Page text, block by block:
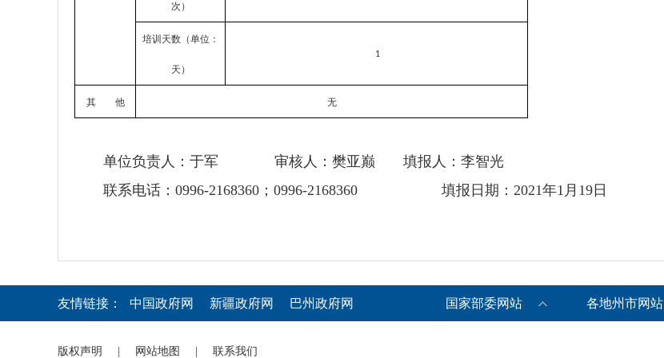
次）
培训天数（单位：
天）
1
其 他 无
单位负责人：于军 审核人：樊亚巅 填报人：李智光
联系电话：0996-2168360；0996-2168360 填报日期：2021年1月19日
友情链接： 中国政府网 新疆政府网 巴州政府网 国家部委网站 各地州市网站
版权声明 网站地图 联系我们